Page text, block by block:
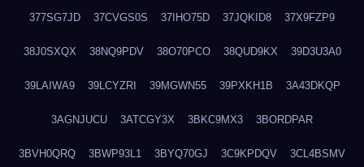
377SG7JD 37CVGS0S 37IHO75D 37JQKID8 37X9FZP9
38J0SXQX 38NQ9PDV 38O70PCO 38QUD9KX 39D3U3A0
39LAIWA9 39LCYZRI 39MGWN55 39PXKH1B 3A43DKQP
3AGNJUCU 3ATCGY3X 3BKC9MX3 3BORDPAR
3BVH0QRQ 3BWP93L1 3BYQ70GJ 3C9KPDQV 3CL4BSMV